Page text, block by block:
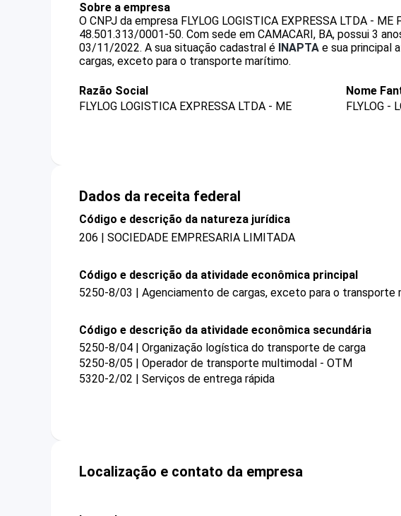
Sobre a empresa
O CNPJ da empresa FLYLOG LOGISTICA EXPRESSA LTDA - ME
48.501.313/0001-50. Com sede em CAMACARI, BA, possui 3
03/11/2022. A sua situação cadastral é INAPTA e sua principal
cargas, exceto para o transporte marítimo.
Razão Social
FLYLOG LOGISTICA EXPRESSA LTDA - ME
Nome
FLYLOG -
Dados da receita federal
Código e descrição da natureza jurídica
206 | SOCIEDADE EMPRESARIA LIMITADA
Código e descrição da atividade econômica principal
5250-8/03 | Agenciamento de cargas, exceto para o transporte
Código e descrição da atividade econômica secundária
5250-8/04 | Organização logística do transporte de carga
5250-8/05 | Operador de transporte multimodal - OTM
5320-2/02 | Serviços de entrega rápida
Localização e contato da empresa